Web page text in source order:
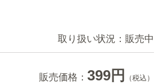
取り扱い状況： 販売中
販売価格： 399円 （税込）